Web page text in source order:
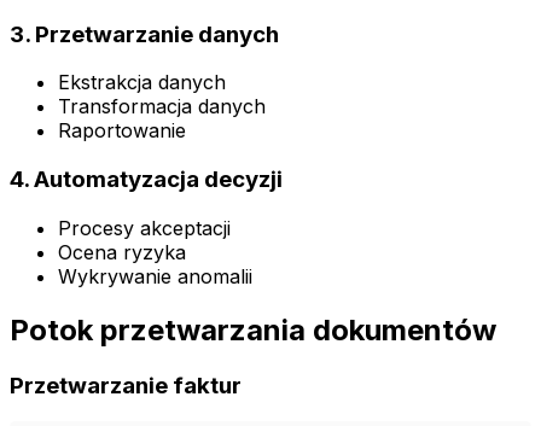
3. Przetwarzanie danych
Ekstrakcja danych
Transformacja danych
Raportowanie
4. Automatyzacja decyzji
Procesy akceptacji
Ocena ryzyka
Wykrywanie anomalii
Potok przetwarzania dokumentów
Przetwarzanie faktur